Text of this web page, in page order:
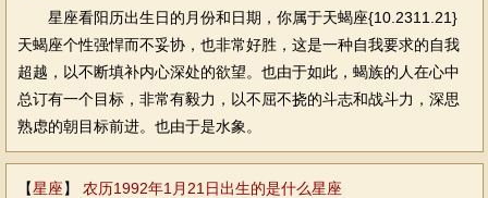
星座看阳历出生日的月份和日期，你属于天蝎座{10.2311.21}
天蝎座个性强悍而不妥协，也非常好胜，这是一种自我要求的自我
超越，以不断填补内心深处的欲望。也由于如此，蝎族的人在心中
总订有一个目标，非常有毅力，以不屈不挠的斗志和战斗力，深思
熟虑的朝目标前进。也由于是水象。
【星座】 农历1992年1月21日出生的是什么星座